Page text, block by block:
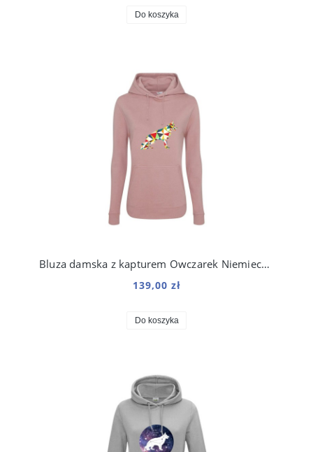
Do koszyka
Bluza damska z kapturem Owczarek Niemiecki Origami
139,00 zł
Do koszyka